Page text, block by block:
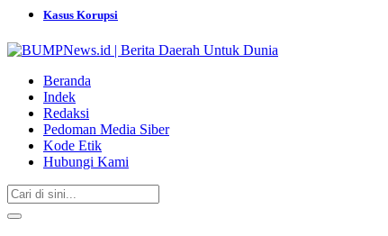
Kasus Korupsi
Beranda
Indek
Redaksi
Pedoman Media Siber
Kode Etik
Hubungi Kami